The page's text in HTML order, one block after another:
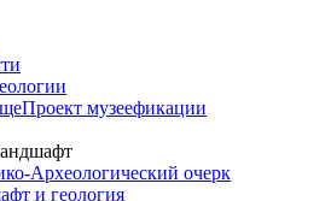
Проект музеефикации
Археологический очерк
и геология